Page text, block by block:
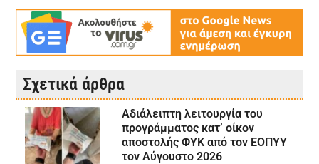
Σχετικά άρθρα
Αδιάλειπτη λειτουργία του
προγράμματος κατ’ οίκον
αποστολής ΦΥΚ από τον ΕΟΠΥΥ
τον Αύγουστο 2026